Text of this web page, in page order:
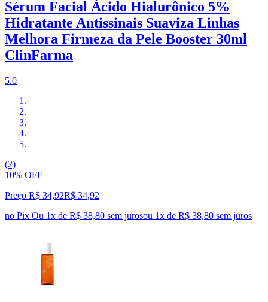
Sérum Facial Ácido Hialurônico 5%
Hidratante Antissinais Suaviza Linhas
Melhora Firmeza da Pele Booster 30ml
ClinFarma
5.0
(2)
10% OFF
Preço R$ 34,92R$ 34,92
no Pix Ou 1x de R$ 38,80 sem jurosou 1x de R$ 38,80 sem juros